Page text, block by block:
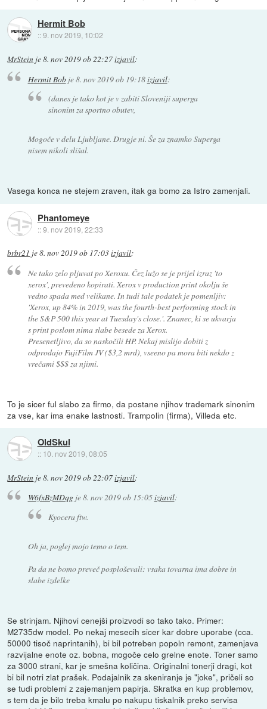
Hermit Bob
::9. nov 2019, 10:02
MrStein je8. nov 2019 ob 22:27izjavil:
Hermit Bobje8. nov 2019 ob 19:18izjavil:
(danes je tako kot je v zabiti Sloveniji superga
sinonim za sportno obutev,
Mogoče v delu Ljubljane. Drugje ni. Še za znamko Superga
nisem nikoli slišal.
Vasega konca ne stejem zraven, itak ga bomo za Istro zamenjali.
Phantomeye
::9. nov 2019, 22:33
brbr21 je8. nov 2019 ob 17:03izjavil:
Ne tako zelo pljuvat po Xeroxu. Čez lužo se je prijel izraz 'to
xerox', prevedeno kopirati. Xerox v production print okolju še
vedno spada med velikane. In tudi tale podatek je pomenljiv:
'Xerox, up 84% in 2019, was the fourth-best performing stock in
the S&P 500 this year at Tuesday's close.'. Znanec, ki se ukvarja
s print poslom nima slabe besede za Xerox.
Presenetljivo, da so naskočili HP. Nekaj mislijo dobiti z
odprodajo FujiFilm JV ($3,2 mrd), vseeno pa mora biti nekdo z
vrečami $$$ za njimi.
To je sicer ful slabo za firmo, da postane njihov trademark sinonim
za vse, kar ima enake lastnosti. Trampolin (firma), Villeda etc.
OldSkul
:: 10. nov 2019, 08:05
MrStein je8. nov 2019 ob 22:07izjavil:
W6fxBzMDqgje8. nov 2019 ob 15:05izjavil:
Kyocera ftw.
Oh ja, poglej mojo temo o tem.
Pa da ne bomo preveč posploševali: vsaka tovarna ima dobre in
slabe izdelke
Se strinjam. Njihovi cenejši proizvodi so tako tako. Primer:
M2735dw model. Po nekaj mesecih sicer kar dobre uporabe (cca.
50000 tisoč naprintanih), bi bil potreben popoln remont, zamenjava
razvijalne enote oz. bobna, mogoče celo grelne enote. Toner samo
za 3000 strani, kar je smešna količina. Originalni tonerji dragi, kot
bi bil notri zlat prašek. Podajalnik za skeniranje je "joke", pričeli so
se tudi problemi z zajemanjem papirja. Skratka en kup problemov,
s tem da je bilo treba kmalu po nakupu tiskalnik preko servisa